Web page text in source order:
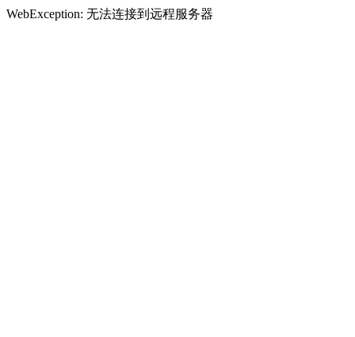
WebException: 无法连接到远程服务器